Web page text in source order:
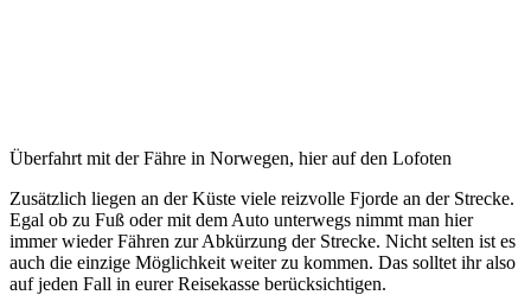
Überfahrt mit der Fähre in Norwegen, hier auf den Lofoten
Zusätzlich liegen an der Küste viele reizvolle Fjorde an der Strecke.
Egal ob zu Fuß oder mit dem Auto unterwegs nimmt man hier
immer wieder Fähren zur Abkürzung der Strecke. Nicht selten ist es
auch die einzige Möglichkeit weiter zu kommen. Das solltet ihr also
auf jeden Fall in eurer Reisekasse berücksichtigen.